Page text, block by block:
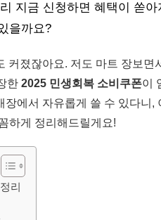
지금 신청하면 혜택이 쏟아
을까요?
졌잖아요. 저도 마트 장보면
한 2025 민생회복 소비쿠폰이
에서 자유롭게 쓸 수 있다니,
하게 정리해드릴게요!
리